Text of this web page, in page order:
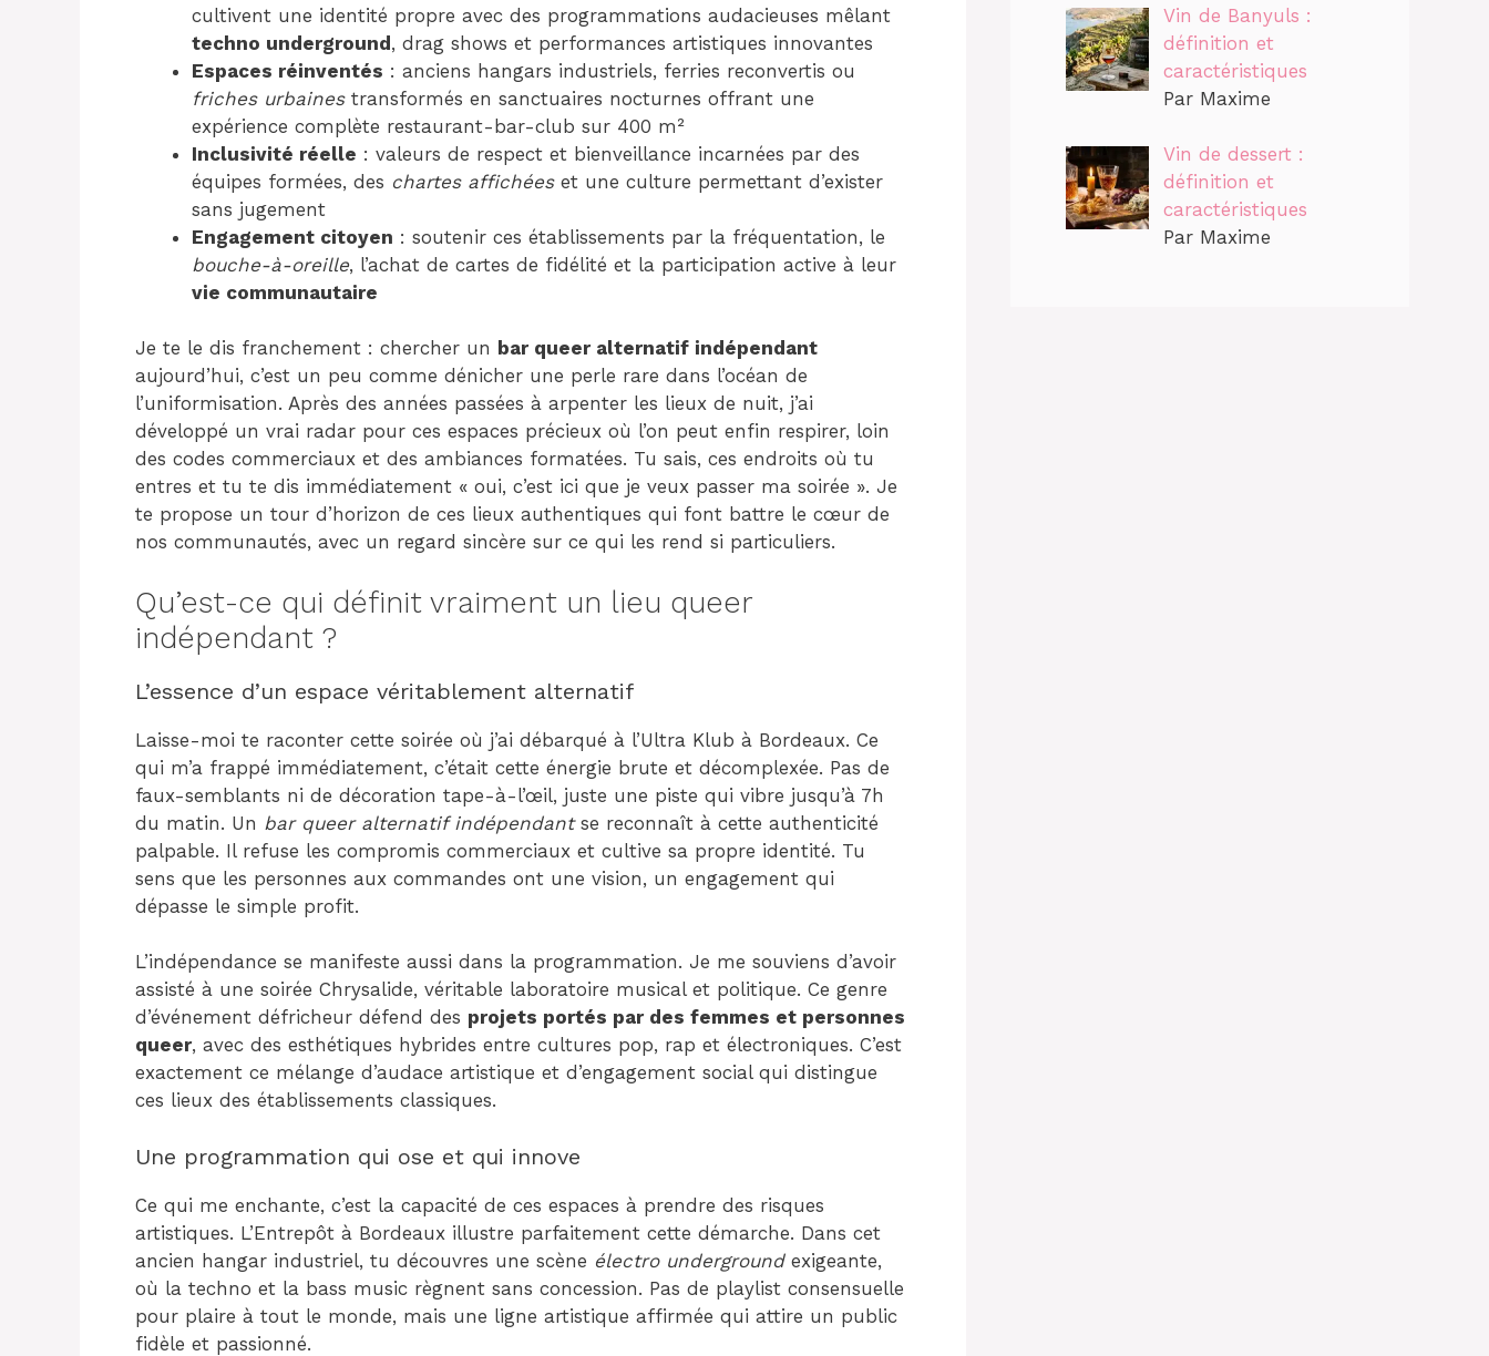
cultivent une identité propre avec des programmations audacieuses mêlant
techno underground, drag shows et performances artistiques innovantes
Espaces réinventés : anciens hangars industriels, ferries reconvertis ou
friches urbainestransformés en sanctuaires nocturnes offrant une
expérience complète restaurant-bar-club sur 400 m²
Inclusivité réelle : valeurs de respect et bienveillance incarnées par des
équipes formées, des chartes affichéeset une culture permettant d’exister
sans jugement
Engagement citoyen : soutenir ces établissements par la fréquentation, le
bouche-à-oreille, l’achat de cartes de fidélité et la participation active à leur
vie communautaire
Je te le dis franchement : chercher un bar queer alternatif indépendant
aujourd’hui, c’est un peu comme dénicher une perle rare dans l’océan de
l’uniformisation. Après des années passées à arpenter les lieux de nuit, j’ai
développé un vrai radar pour ces espaces précieux où l’on peut enfin respirer, loin
des codes commerciaux et des ambiances formatées. Tu sais, ces endroits où tu
entres et tu te dis immédiatement « oui, c’est ici que je veux passer ma soirée ». Je
te propose un tour d’horizon de ces lieux authentiques qui font battre le cœur de
nos communautés, avec un regard sincère sur ce qui les rend si particuliers.
Qu’est-ce qui définit vraiment un lieu queer
indépendant ?
L’essence d’un espace véritablement alternatif
Laisse-moi te raconter cette soirée où j’ai débarqué à l’Ultra Klub à Bordeaux. Ce
qui m’a frappé immédiatement, c’était cette énergie brute et décomplexée. Pas de
faux-semblants ni de décoration tape-à-l’œil, juste une piste qui vibre jusqu’à 7h
du matin. Un bar queer alternatif indépendantse reconnaît à cette authenticité
palpable. Il refuse les compromis commerciaux et cultive sa propre identité. Tu
sens que les personnes aux commandes ont une vision, un engagement qui
dépasse le simple profit.
L’indépendance se manifeste aussi dans la programmation. Je me souviens d’avoir
assisté à une soirée Chrysalide, véritable laboratoire musical et politique. Ce genre
d’événement défricheur défend des projets portés par des femmes et personnes
queer, avec des esthétiques hybrides entre cultures pop, rap et électroniques. C’est
exactement ce mélange d’audace artistique et d’engagement social qui distingue
ces lieux des établissements classiques.
Une programmation qui ose et qui innove
Ce qui me enchante, c’est la capacité de ces espaces à prendre des risques
artistiques. L’Entrepôt à Bordeaux illustre parfaitement cette démarche. Dans cet
ancien hangar industriel, tu découvres une scène électro undergroundexigeante,
où la techno et la bass music règnent sans concession. Pas de playlist consensuelle
pour plaire à tout le monde, mais une ligne artistique affirmée qui attire un public
fidèle et passionné.
Vin de Banyuls :
définition et
caractéristiques
Par Maxime
Vin de dessert :
définition et
caractéristiques
Par Maxime